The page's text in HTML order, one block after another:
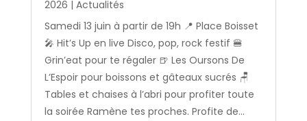
2026 | Actualités
Samedi 13 juin à partir de 19h 📍 Place Boisset
🎤 Hit’s Up en live Disco, pop, rock festif 🍔
Grin’eat pour te régaler 🍺 Les Oursons De
L’Espoir pour boissons et gâteaux sucrés 🪑
Tables et chaises à l’abri pour profiter toute
la soirée Ramène tes proches. Profite de...